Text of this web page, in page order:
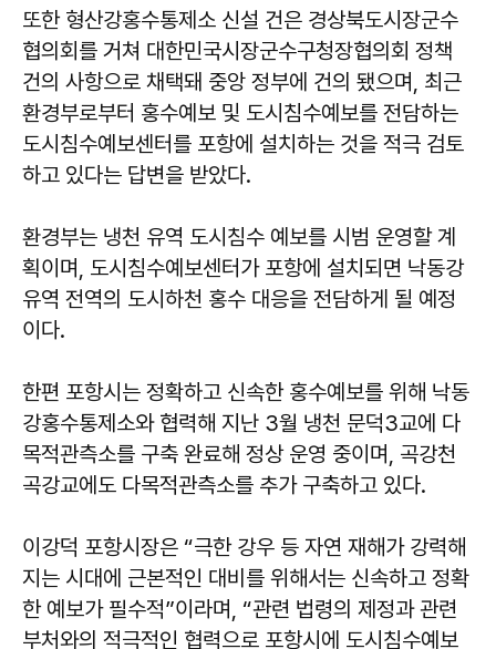
또한 형산강홍수통제소 신설 건은 경상북도시장군수
협의회를 거쳐 대한민국시장군수구청장협의회 정책
건의 사항으로 채택돼 중앙 정부에 건의 됐으며, 최근
환경부로부터 홍수예보 및 도시침수예보를 전담하는
도시침수예보센터를 포항에 설치하는 것을 적극 검토
하고 있다는 답변을 받았다.
환경부는 냉천 유역 도시침수 예보를 시범 운영할 계
획이며, 도시침수예보센터가 포항에 설치되면 낙동강
유역 전역의 도시하천 홍수 대응을 전담하게 될 예정
이다.
한편 포항시는 정확하고 신속한 홍수예보를 위해 낙동
강홍수통제소와 협력해 지난 3월 냉천 문덕3교에 다
목적관측소를 구축 완료해 정상 운영 중이며, 곡강천
곡강교에도 다목적관측소를 추가 구축하고 있다.
이강덕 포항시장은 “극한 강우 등 자연 재해가 강력해
지는 시대에 근본적인 대비를 위해서는 신속하고 정확
한 예보가 필수적”이라며, “관련 법령의 제정과 관련
부처와의 적극적인 협력으로 포항시에 도시침수예보